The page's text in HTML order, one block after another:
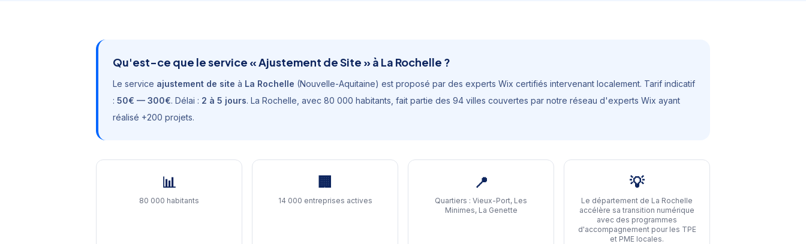
Qu'est-ce que le service «Ajustement de Site » à La Rochelle ?
Le service ajustement de site à La Rochelle (Nouvelle-Aquitaine) est proposé par des experts Wix certifiés intervenant localement. Tarif indicatif
: 50€ — 300€. Délai : 2 à 5 jours. La Rochelle , avec 80 000 habitants , fait partie des 94 villes couvertes par notre réseau d'experts Wix ayant
réalisé +200 projets.
📊
80 000 habitants
🏢
14 000 entreprises actives
📍
Quartiers : Vieux-Port, Les
Minimes, La Genette
💡
Le département de La Rochelle
accélère sa transition numérique
avec des programmes
d'accompagnement pour les TPE
et PME locales.